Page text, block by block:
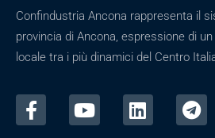
Confindustria Ancona rappresenta il
provincia di Ancona, espressione di
locale tra i più dinamici del Centro